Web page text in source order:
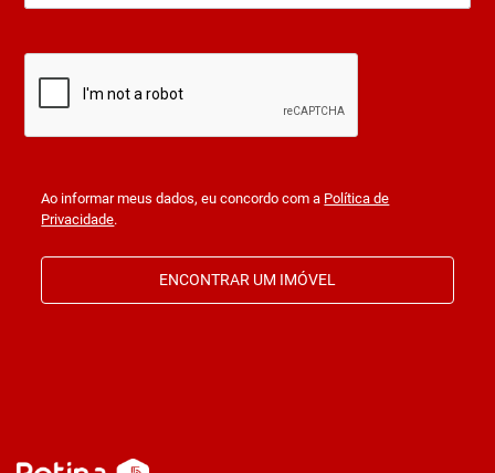
Ao informar meus dados, eu concordo com a Política de
Privacidade.
ENCONTRAR UM IMÓVEL